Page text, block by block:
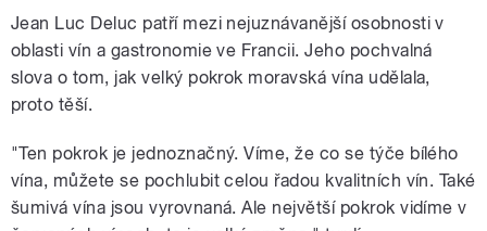
Jean Luc Deluc patří mezi nejuznávanější osobnosti v
oblasti vín a gastronomie ve Francii. Jeho pochvalná
slova o tom, jak velký pokrok moravská vína udělala,
proto těší.
"Ten pokrok je jednoznačný. Víme, že co se týče bílého
vína, můžete se pochlubit celou řadou kvalitních vín. Také
šumivá vína jsou vyrovnaná. Ale největší pokrok vidíme v